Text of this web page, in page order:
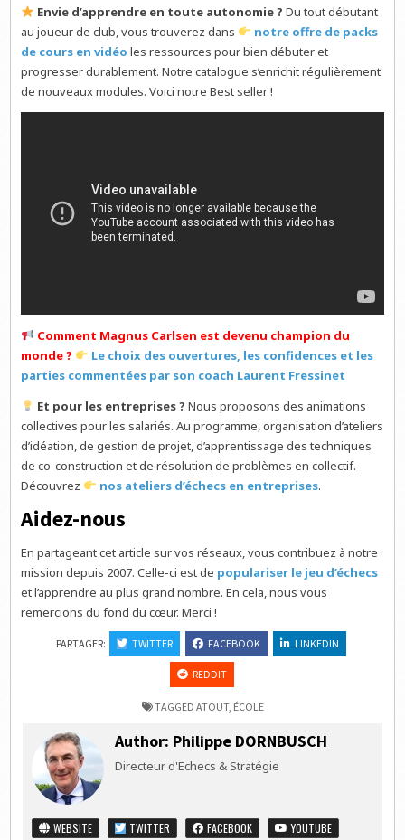
Envie d’apprendre en toute autonomie ? Du tout débutant
au joueur de club, vous trouverez dans
notre offre de packs
de cours en vidéo les ressources pour bien débuter et
progresser durablement. Notre catalogue s’enrichit régulièrement
de nouveaux modules. Voici notre Best seller !
Comment Magnus Carlsen est devenu champion du
monde ?
Le choix des ouvertures, les confidences et les
parties commentées par son coach Laurent Fressinet
Et pour les entreprises ? Nous proposons des animations
collectives pour les salariés. Au programme, organisation d’ateliers
d’idéation, de gestion de projet, d’apprentissage des techniques
de co-construction et de résolution de problèmes en collectif.
Découvrez
nos ateliers d’échecs en entreprises.
Aidez-nous
En partageant cet article sur vos réseaux, vous contribuez à notre
mission depuis 2007. Celle-ci est de populariser le jeu d’échecs
et l’apprendre au plus grand nombre. En cela, nous vous
remercions du fond du cœur. Merci !
PARTAGER: TWITTER FACEBOOK LINKEDIN
REDDIT
TAGGED ATOUT, ÉCOLE
Author: Philippe DORNBUSCH
Directeur d'Echecs & Stratégie
WEBSITE TWITTER FACEBOOK
YOUTUBE